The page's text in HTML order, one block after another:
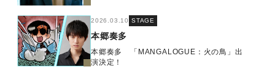
2026.03.10 STAGE
本郷奏多
本郷奏多 「MANGALOGUE：火の鳥」出
演決定！